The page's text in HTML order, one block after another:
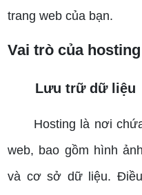
trang web của bạn.
Vai trò của
Lưu trữ dữ liệu
Hosting là nơi chứa
web, bao gồm hình
và cơ sở dữ liệu.